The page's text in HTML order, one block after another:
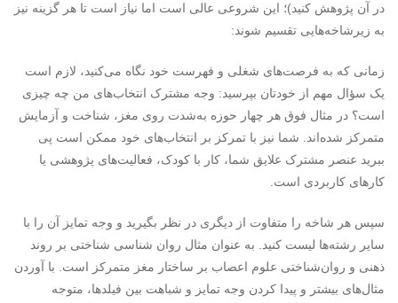
در آن پژوهش کنید)؛ این شروعی عالی است اما نیاز است تا هر گزینه نیز
به زیرشاخه‌هایی تقسیم شوند:
زمانی که به فرصت‌های شغلی و فهرست خود نگاه می‌کنید، لازم است
یک سؤال مهم از خودتان بپرسید: وجه مشترک انتخاب‌های من چه چیزی
است؟ در مثال فوق هر چهار حوزه به‌شدت روی مغز، شناخت و آزمایش
متمرکز شده‌اند. شما نیز با تمرکز بر انتخاب‌های خود ممکن است پی
ببرید عنصر مشترک علایق شما، کار با کودک، فعالیت‌های پژوهشی یا
کارهای کاربردی است.
سپس هر شاخه را متفاوت از دیگری در نظر بگیرید و وجه تمایز آن را با
سایر رشته‌ها لیست کنید. به عنوان مثال روان شناسی شناختی بر روند
ذهنی و روان‌شناختی علوم اعصاب بر ساختار مغز متمرکز است. با آوردن
مثال‌های بیشتر و پیدا کردن وجه تمایز و شباهت بین فیلدها، متوجه